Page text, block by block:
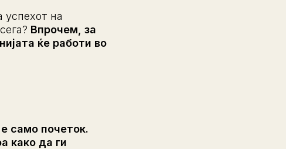
успехот на
Впрочем, за
ќе работи во
само почеток.
како да ги